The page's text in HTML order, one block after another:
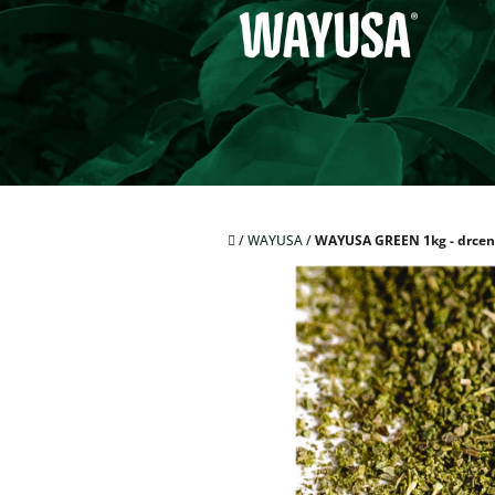
Přejít
Domů
/WAYUSA/WAYUSA GREEN 1kg -